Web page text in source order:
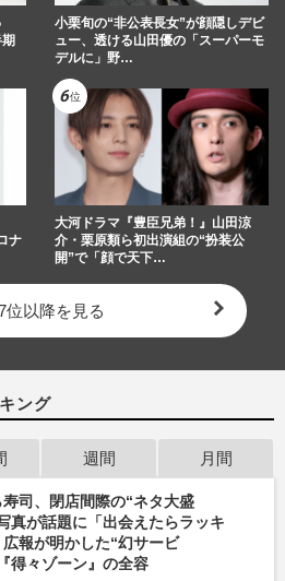
期
小栗旬の“非公表長女”が顔隠しデビ
ュー、透ける山田優の「スーパーモ
デルに」野…
ナ
大河ドラマ『豊臣兄弟！』山田涼
介・栗原類ら初出演組の“扮装公
開”で「顔で天下…
位以降を見る
ング
週間 月間
寿司、閉店間際の“ネタ大盛
真が話題に「出会えたらラッキ
広報が明かした“幻サービ
得々ゾーン』の全容